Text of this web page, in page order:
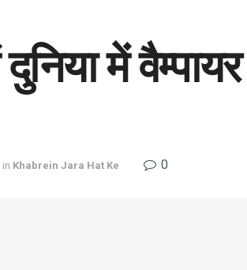
में
in Khabrein Jara Hat Ke 0